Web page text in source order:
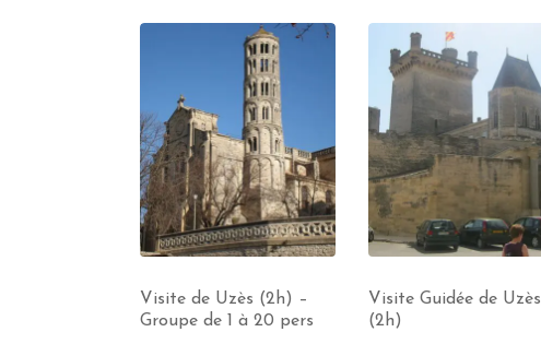
Visite de Uzès (2h) –
Groupe de 1 à 20 pers
Visite Guidée de Uzès
(2h)